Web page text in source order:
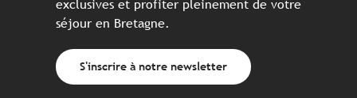
exclusives et profiter pleinement de votre
séjour en Bretagne.
S'inscrire à notre newsletter